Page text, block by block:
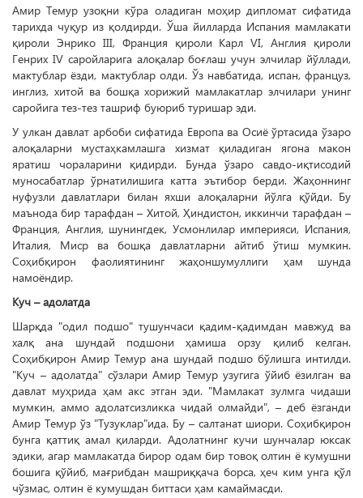
Амир Темур узоқни кўра оладиган моҳир дипломат сифатида
тарихда чуқур из қолдирди. Ўша йилларда Испания мамлакати
қироли Энрико III, Франция қироли Карл VI, Англия қироли
Генрих IV саройларига алоқалар боғлаш учун элчилар йўллади,
мактублар ёзди, мактублар олди. Ўз навбатида, испан, француз,
инглиз, хитой ва бошқа хорижий мамлакатлар элчилари унинг
саройига тез-тез ташриф буюриб туришар эди.
У улкан давлат арбоби сифатида Европа ва Осиё ўртасида ўзаро
алоқаларни мустаҳкамлашга хизмат қиладиган ягона макон
яратиш чораларини қидирди. Бунда ўзаро савдо-иқтисодий
муносабатлар ўрнатилишига катта эътибор берди. Жаҳоннинг
нуфузли давлатлари билан яхши алоқаларни йўлга қўйди. Бу
маънода бир тарафдан – Хитой, Ҳиндистон, иккинчи тарафдан –
Франция, Англия, шунингдек, Усмонлилар империяси, Испания,
Италия, Миср ва бошқа давлатларни айтиб ўтиш мумкин.
Соҳибқирон фаолиятининг жаҳоншумуллиги ҳам шунда
намоёндир.
Куч – адолатда
Шарқда "одил подшо" тушунчаси қадим-қадимдан мавжуд ва
халқ ана шундай подшони ҳамиша орзу қилиб келган.
Соҳибқирон Амир Темур ана шундай подшо бўлишга интилди.
"Куч – адолатда" сўзлари Амир Темур узугига ўйиб ёзилган ва
давлат муҳрида ҳам акс этган эди. "Мамлакат зулм­га чидаши
мумкин, аммо адолатсизликка чидай олмайди", – деб ёзганди
Амир Темур ўз "Тузук­лар"ида. Бу – салтанат шиори. Соҳибқирон
бунга қаттиқ амал қиларди. Адолатнинг кучи шунчалар юксак
эдики, агар мамлакатда бирор одам бир товоқ олтин ё кумушни
бошига қўйиб, мағрибдан машриққача борса, ҳеч ким унга қўл
чўзмас, олтин ё кумушдан биттаси ҳам камаймасди.